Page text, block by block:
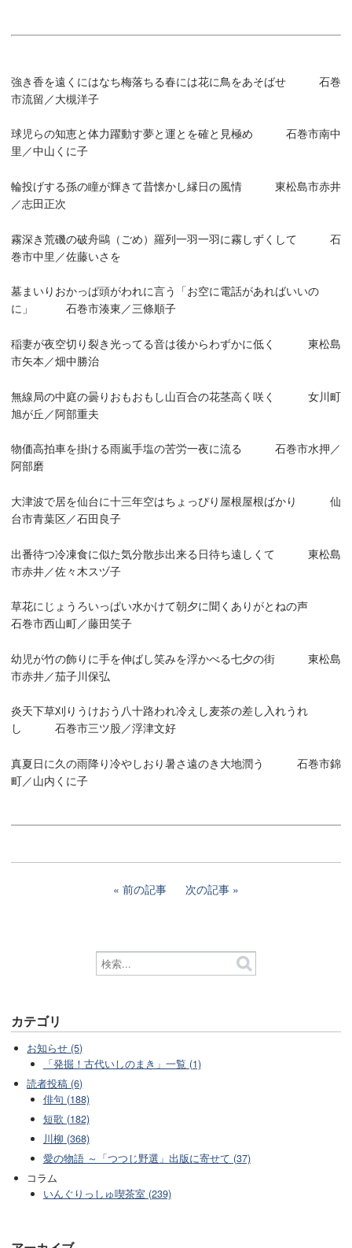
強き香を遠くにはなち梅落ちる春には花に鳥をあそばせ 石巻
市流留／大槻洋子
球児らの知恵と体力躍動す夢と運とを確と見極め 石巻市南中
里／中山くに子
輪投げする孫の瞳が輝きて昔懐かし縁日の風情 東松島市赤井
／志田正次
霧深き荒磯の破舟鷗（ごめ）羅列一羽一羽に霧しずくして 石
巻市中里／佐藤いさを
墓まいりおかっぱ頭がわれに言う「お空に電話があればいいの
に」 石巻市湊東／三條順子
稲妻が夜空切り裂き光ってる音は後からわずかに低く 東松島
市矢本／畑中勝治
無線局の中庭の曇りおもおもし山百合の花茎高く咲く 女川町
旭が丘／阿部重夫
物価高拍車を掛ける雨嵐手塩の苦労一夜に流る 石巻市水押／
阿部磨
大津波で居を仙台に十三年空はちょっぴり屋根屋根ばかり 仙
台市青葉区／石田良子
出番待つ冷凍食に似た気分散歩出来る日待ち遠しくて 東松島
市赤井／佐々木スヅ子
草花にじょうろいっぱい水かけて朝夕に聞くありがとねの声
石巻市西山町／藤田笑子
幼児が竹の飾りに手を伸ばし笑みを浮かべる七夕の街 東松島
市赤井／茄子川保弘
炎天下草刈りうけおう八十路われ冷えし麦茶の差し入れうれ
し 石巻市三ツ股／浮津文好
真夏日に久の雨降り冷やしおり暑さ遠のき大地潤う 石巻市錦
町／山内くに子
前の記事 次の記事
カテゴリ
お知らせ (5)
「発掘！古代いしのまき」一覧 (1)
読者投稿 (6)
俳句 (188)
短歌 (182)
川柳 (368)
愛の物語 ～「つつじ野選」出版に寄せて (37)
コラム
いんぐりっしゅ喫茶室 (239)